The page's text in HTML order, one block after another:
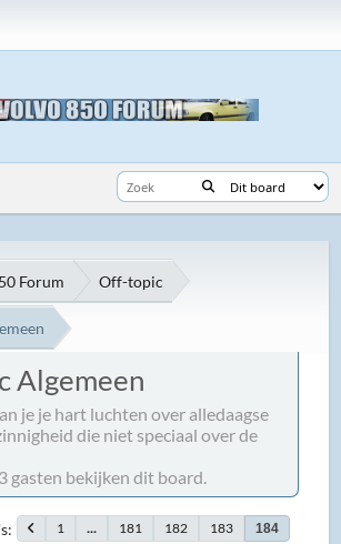
Forum Off-topic
Algemeen
je je hart luchten over alledaagse
die niet speciaal over de
gasten bekijken dit board.
1 ... 181 182 183 184